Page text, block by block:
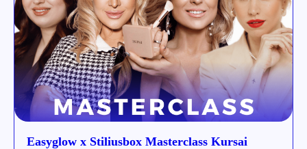
Easyglow x Stiliusbox Masterclass Kursai